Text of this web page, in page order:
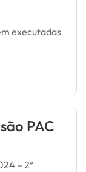
executadas
PAC
– 2º